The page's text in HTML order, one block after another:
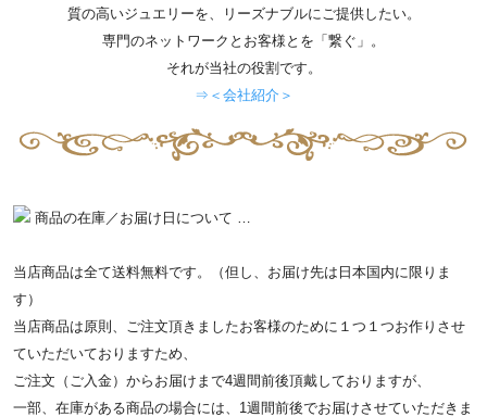
質の高いジュエリーを、リーズナブルにご提供したい。
専門のネットワークとお客様とを「繋ぐ」。
それが当社の役割です。
⇒＜会社紹介＞
商品の在庫／お届け日について …
当店商品は全て送料無料です。（但し、お届け先は日本国内に限りま
す）
当店商品は原則、ご注文頂きましたお客様のために１つ１つお作りさせ
ていただいておりますため、
ご注文（ご入金）からお届けまで4週間前後頂戴しておりますが、
一部、在庫がある商品の場合には、1週間前後でお届けさせていただきま